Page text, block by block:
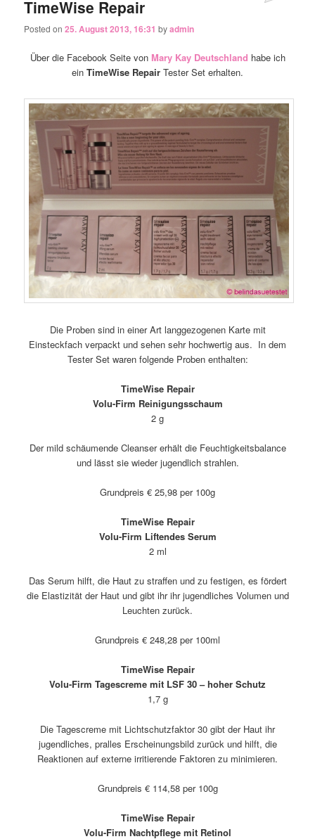
TimeWise Repair
Posted on25. August 2013, 16:31 byadmin
Über die Facebook Seite von Mary Kay Deutschland habe ich
ein TimeWise Repair Tester Set erhalten.
Die Proben sind in einer Art langgezogenen Karte mit
Einsteckfach verpackt und sehen sehr hochwertig aus. In dem
Tester Set waren folgende Proben enthalten:
TimeWise Repair
Volu-Firm Reinigungsschaum
2 g
Der mild schäumende Cleanser erhält die Feuchtigkeitsbalance
und lässt sie wieder jugendlich strahlen.
Grundpreis € 25,98 per 100g
TimeWise Repair
Volu-Firm Liftendes Serum
2 ml
Das Serum hilft, die Haut zu straffen und zu festigen, es fördert
die Elastizität der Haut und gibt ihr ihr jugendliches Volumen und
Leuchten zurück.
Grundpreis € 248,28 per 100ml
TimeWise Repair
Volu-Firm Tagescreme mit LSF 30 – hoher Schutz
1,7 g
Die Tagescreme mit Lichtschutzfaktor 30 gibt der Haut ihr
jugendliches, pralles Erscheinungsbild zurück und hilft, die
Reaktionen auf externe irritierende Faktoren zu minimieren.
Grundpreis € 114,58 per 100g
TimeWise Repair
Volu-Firm Nachtpflege mit Retinol